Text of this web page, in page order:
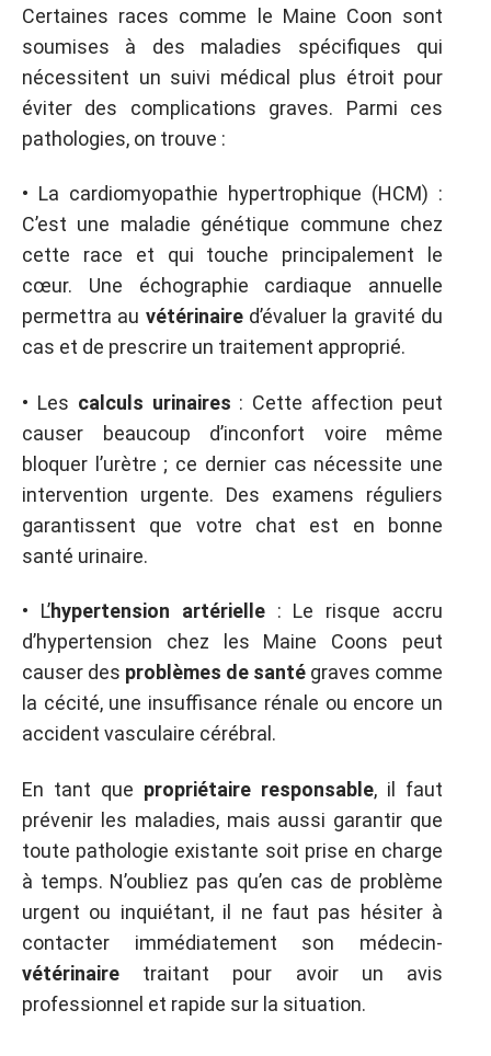
Certaines races comme le Maine Coon sont
soumises à des maladies spécifiques qui
nécessitent un suivi médical plus étroit pour
éviter des complications graves. Parmi ces
pathologies, on trouve :
• La cardiomyopathie hypertrophique (HCM) :
C’est une maladie génétique commune chez
cette race et qui touche principalement le
cœur. Une échographie cardiaque annuelle
permettra au vétérinaired’évaluer la gravité du
cas et de prescrire un traitement approprié.
• Les calculs urinaires : Cette affection peut
causer beaucoup d’inconfort voire même
bloquer l’urètre ; ce dernier cas nécessite une
intervention urgente. Des examens réguliers
garantissent que votre chat est en bonne
santé urinaire.
• L’hypertension artérielle: Le risque accru
d’hypertension chez les Maine Coons peut
causer des problèmes de santé graves comme
la cécité, une insuffisance rénale ou encore un
accident vasculaire cérébral.
En tant que propriétaire responsable, il faut
prévenir les maladies, mais aussi garantir que
toute pathologie existante soit prise en charge
à temps. N’oubliez pas qu’en cas de problème
urgent ou inquiétant, il ne faut pas hésiter à
contacter immédiatement son médecin-
vétérinaire traitant pour avoir un avis
professionnel et rapide sur la situation.